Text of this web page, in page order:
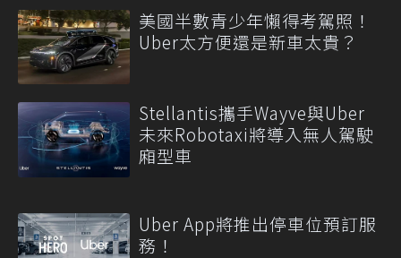
美國半數青少年懶得考駕照！
Uber太方便還是新車太貴？
Stellantis攜手Wayve與Uber
未來Robotaxi將導入無人駕駛
廂型車
Uber App將推出停車位預訂服
務！